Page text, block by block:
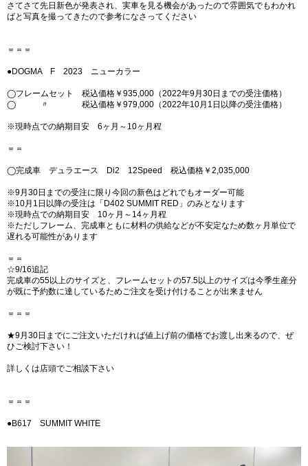
さてさて先日新色が発表され、実車を見る機会があったので雰囲気でもわかれ
ばと写真を撮ってきたので参考になさってください
＝＝＝
●DOGMA F 2023 ニューカラー
◯フレームセット 税込価格￥935,000（2022年9月30日までの受注価格）
◯ 〃 税込価格￥979,000（2022年10月1日以降の受注価格）
※現時点での納期目安 6ヶ月～10ヶ月程
＝＝
◯完成車 デュラエース Di2 12Speed 税込価格￥2,035,000
※9月30日までの受注に限り今回の新色はどれでもオーダー可能
※10月1日以降の受注は「D402 SUMMIT RED」のみとなります
※現時点での納期目安 10ヶ月～14ヶ月程
※ただしフレーム、完成車ともに材料の供給などが不安定なため数ヶ月単位で
遅れる可能性があります
＝＝
☆9/16追記
完成車の55以上のサイズと、フレームセットの57.5以上のサイズは今季生産分
が既に予約数に達しているためご注文を受け付けることが出来ません
＝＝＝
★9月30日までにご注文いただければ値上げ前の価格でお渡し出来るので、ぜ
ひご検討下さい！
詳しくは店頭でご相談下さい
＝＝＝
●B617 SUMMIT WHITE